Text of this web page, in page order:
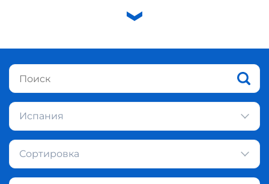
Испания
Сортировка